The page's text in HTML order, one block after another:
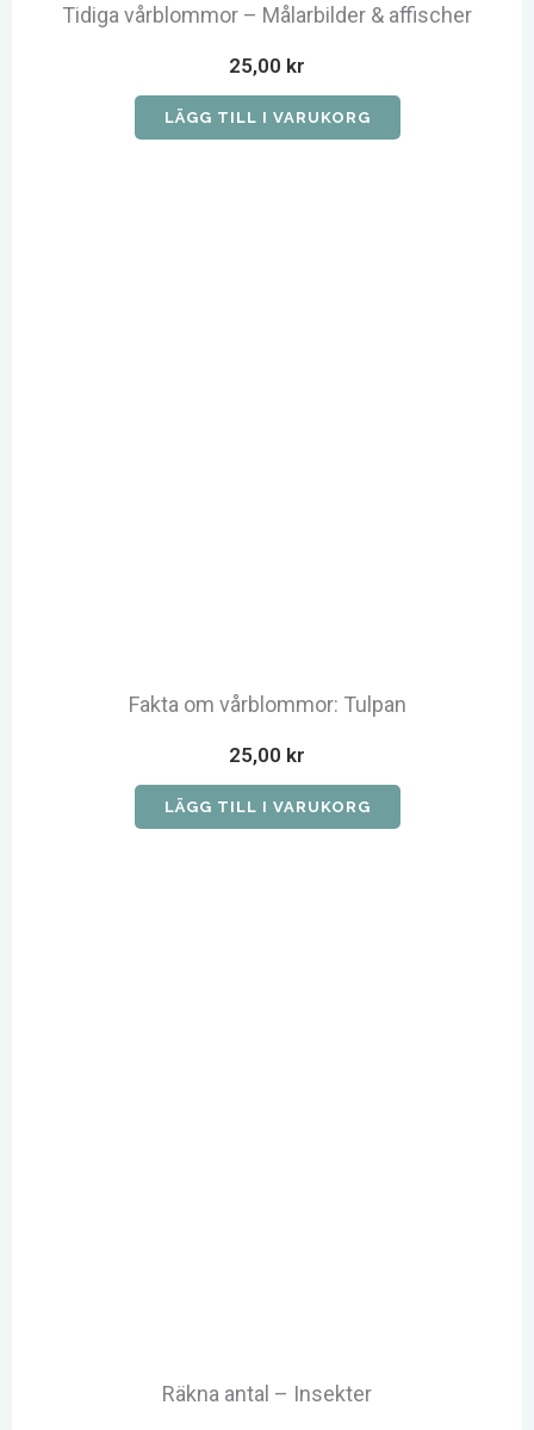
Tidiga vårblommor – Målarbilder & affischer
25,00 kr
LÄGG TILL I VARUKORG
Fakta om vårblommor: Tulpan
25,00 kr
LÄGG TILL I VARUKORG
Räkna antal – Insekter